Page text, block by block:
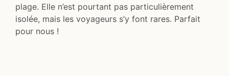
plage. Elle n’est pourtant pas particulièrement
isolée, mais les voyageurs s’y font rares. Parfait
pour nous !